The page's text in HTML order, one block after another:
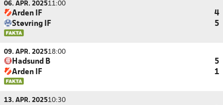
06. APR. 202511:00
Arden IF
4
Støvring IF
5
09. APR. 202518:00
Hadsund B
5
Arden IF
1
13. APR. 202510:30